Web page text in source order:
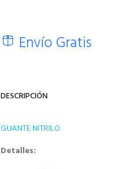
Envío Gratis
DESCRIPCIÓN
GUANTE NITRILO
Detalles: